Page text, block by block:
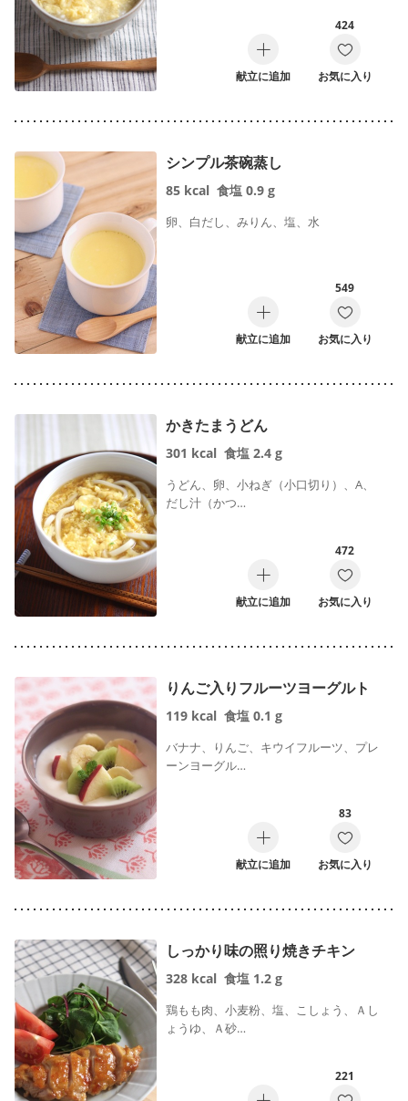
献立に追加
424
お気に入り
シンプル茶碗蒸し
85 kcal 食塩 0.9 g
卵、白だし、みりん、塩、水
献立に追加
549
お気に入り
かきたまうどん
301 kcal 食塩 2.4 g
うどん、卵、小ねぎ（小口切り）、A、
だし汁（かつ…
献立に追加
472
お気に入り
りんご入りフルーツヨーグルト
119 kcal 食塩 0.1 g
バナナ、りんご、キウイフルーツ、プレ
ーンヨーグル…
献立に追加
83
お気に入り
しっかり味の照り焼きチキン
328 kcal 食塩 1.2 g
鶏もも肉、小麦粉、塩、こしょう、Ａし
ょうゆ、Ａ砂…
221